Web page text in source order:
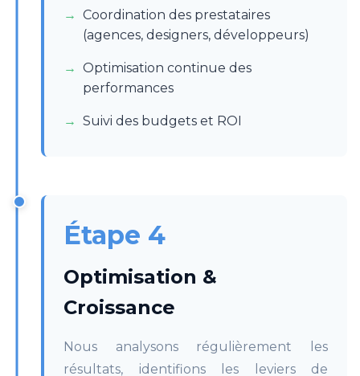
Coordination des prestataires
(agences, designers, développeurs)
Optimisation continue des
performances
Suivi des budgets et ROI
Étape 4
Optimisation &
Croissance
Nous analysons régulièrement les
résultats, identifions les leviers de